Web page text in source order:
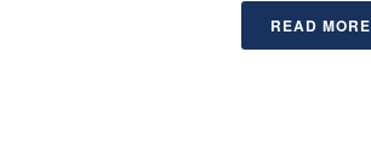
READ MORE